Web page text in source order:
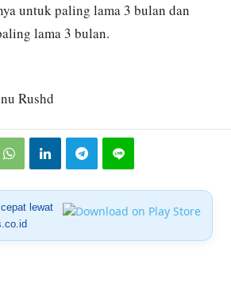
untuk paling lama 3 bulan dan
lama 3 bulan.
Rushd
lewat